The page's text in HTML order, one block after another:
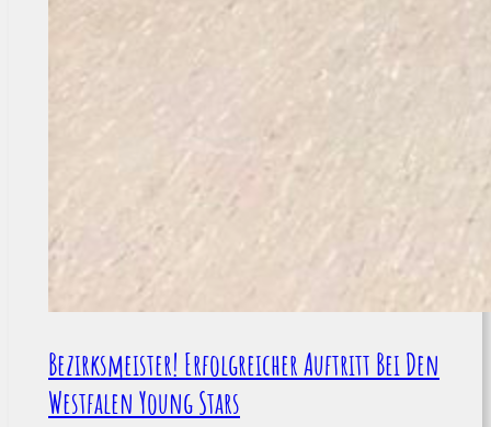
Bezirksmeister! Erfolgreicher Auftritt Bei Den
Westfalen Young Stars